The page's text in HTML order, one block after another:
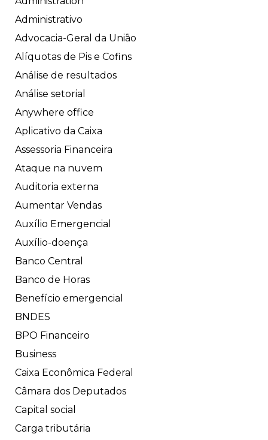
Administrativo
Advocacia-Geral da União
Alíquotas de Pis e Cofins
Análise de resultados
Análise setorial
Anywhere office
Aplicativo da Caixa
Assessoria Financeira
Ataque na nuvem
Auditoria externa
Aumentar Vendas
Auxílio Emergencial
Auxílio-doença
Banco Central
Banco de Horas
Benefício emergencial
BNDES
BPO Financeiro
Business
Caixa Econômica Federal
Câmara dos Deputados
Capital social
Carga tributária